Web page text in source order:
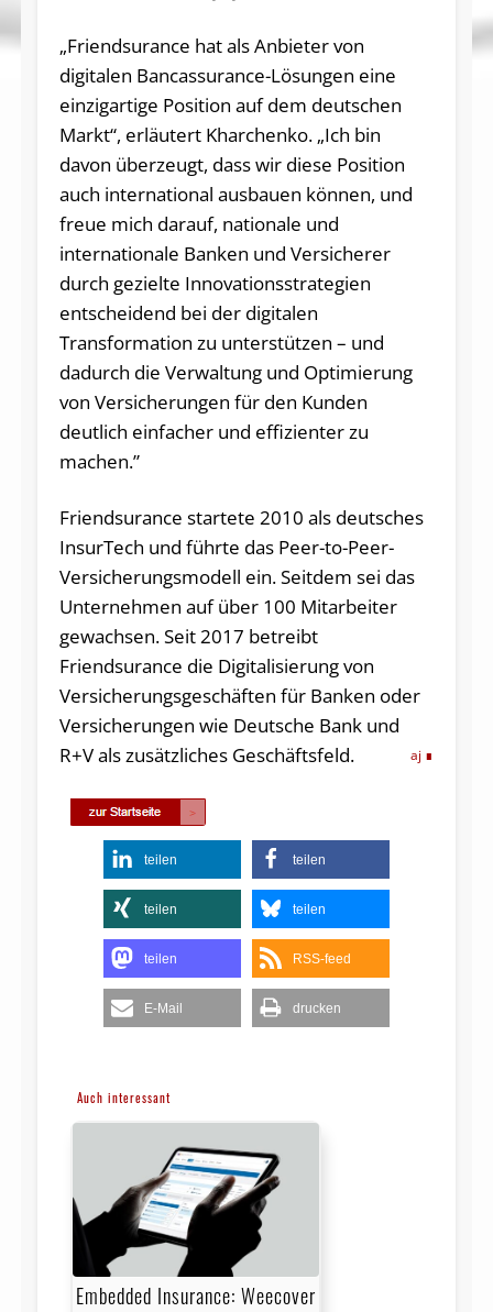
„Friendsurance hat als Anbieter von
digitalen Bancassurance-Lösungen eine
einzigartige Position auf dem deutschen
Markt“, erläutert Kharchenko. „Ich bin
davon überzeugt, dass wir diese Position
auch international ausbauen können, und
freue mich darauf, nationale und
internationale Banken und Versicherer
durch gezielte Innovationsstrategien
entscheidend bei der digitalen
Transformation zu unterstützen – und
dadurch die Verwaltung und Optimierung
von Versicherungen für den Kunden
deutlich einfacher und effizienter zu
machen.”
Friendsurance startete 2010 als deutsches
InsurTech und führte das Peer-to-Peer-
Versicherungsmodell ein. Seitdem sei das
Unternehmen auf über 100 Mitarbeiter
gewachsen. Seit 2017 betreibt
Friendsurance die Digitalisierung von
Versicherungsgeschäften für Banken oder
Versicherungen wie Deutsche Bank und
R+V als zusätzliches Geschäftsfeld.
aj
teilen teilen
teilen teilen
teilen RSS-feed
E-Mail drucken
Auch interessant
Embedded Insurance: Weecover